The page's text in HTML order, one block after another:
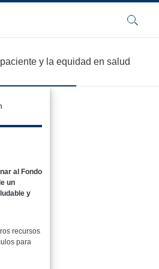
Buscar
y la equidad en salud
al Fondo
un
y
recursos
para